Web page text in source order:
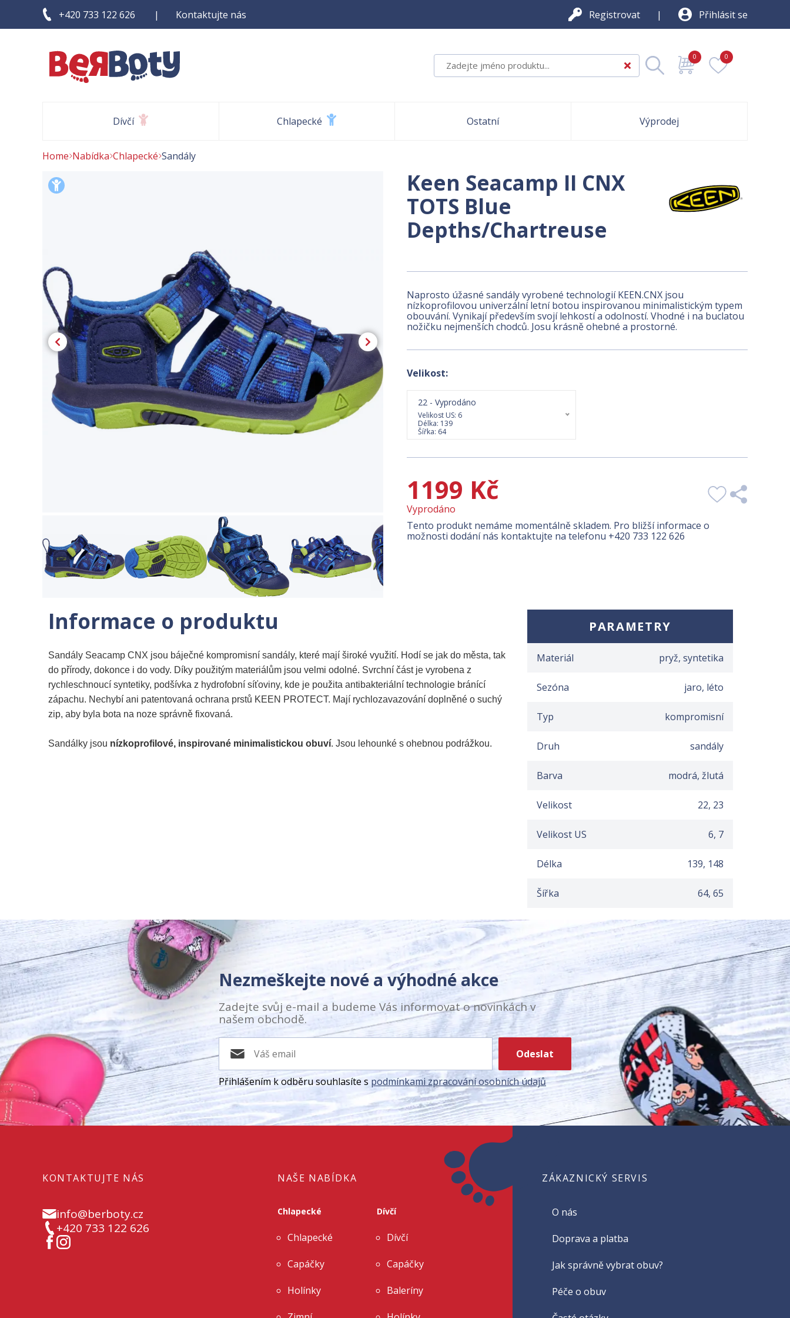
+420 733 122 626 Kontaktujte nás Registrovat Přihlásit se
0 0
Dívčí Chlapecké Ostatní Výprodej
Home Nabídka Chlapecké Sandály
Keen Seacamp II CNX
TOTS Blue
Depths/Chartreuse
Naprosto úžasné sandály vyrobené technologií KEEN.CNX jsou
nízkoprofilovou univerzální letní botou inspirovanou minimalistickým typem
obouvání. Vynikají především svojí lehkostí a odolností. Vhodné i na buclatou
nožičku nejmenších chodců. Josu krásně ohebné a prostorné.
Velikost:
22 - Vyprodáno
Velikost US: 6
Délka: 139
Šířka: 64
1199 Kč
Vyprodáno
Tento produkt nemáme momentálně skladem. Pro bližší informace o
možnosti dodání nás kontaktujte na telefonu +420 733 122 626
Informace o produktu
Sandály Seacamp CNX jsou báječné kompromisní sandály, které mají široké využití. Hodí se jak do města, tak
do přírody, dokonce i do vody. Díky použitým materiálům jsou velmi odolné. Svrchní část je vyrobena z
rychleschnoucí syntetiky, podšívka z hydrofobní síťoviny, kde je použita antibakteriální technologie bránící
zápachu. Nechybí ani patentovaná ochrana prstů KEEN PROTECT. Mají rychlozavazování doplněné o suchý
zip, aby byla bota na noze správně fixovaná.
Sandálky jsou nízkoprofilové, inspirované minimalistickou obuví. Jsou lehounké s ohebnou podrážkou.
PARAMETRY
Materiál pryž, syntetika
Sezóna jaro, léto
Typ kompromisní
Druh sandály
Barva modrá, žlutá
Velikost 22, 23
Velikost US 6, 7
Délka 139, 148
Šířka 64, 65
Nezmeškejte nové a výhodné akce
Zadejte svůj e-mail a budeme Vás informovat o novinkách v
našem obchodě.
Odeslat
Přihlášením k odběru souhlasíte s podmínkami zpracování osobních údajů
KONTAKTUJTE NÁS
info@berboty.cz
+420 733 122 626
NAŠE NABÍDKA
Chlapecké
Chlapecké
Capáčky
Holínky
Dívčí
Dívčí
Capáčky
Baleríny
ZÁKAZNICKÝ SERVIS
O nás
Doprava a platba
Jak správně vybrat obuv?
Péče o obuv